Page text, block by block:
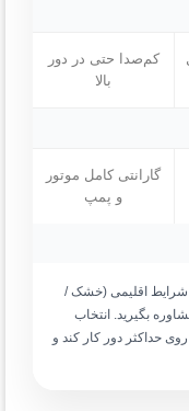
کم‌صدا حتی در دور
بالا
گارانتی کامل موتور
و پمپ
شرایط اقلیمی (خشک /
بگیرید. انتخاب
حداکثر دور کار کند و